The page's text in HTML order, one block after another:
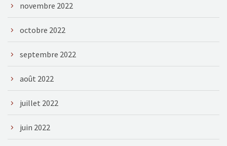
novembre 2022
octobre 2022
septembre 2022
août 2022
juillet 2022
juin 2022